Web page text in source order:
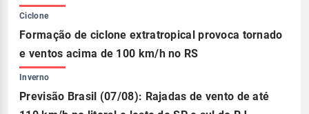
Ciclone
Formação de ciclone extratropical provoca tornado
e ventos acima de 100 km/h no RS
Inverno
Previsão Brasil (07/08): Rajadas de vento de até